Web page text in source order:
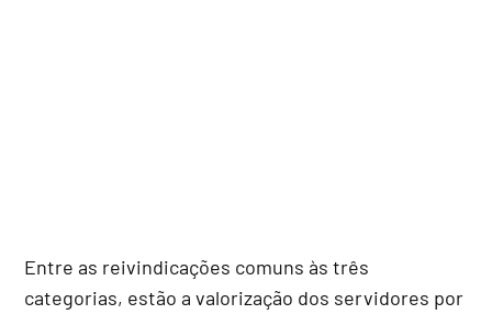
Entre as reivindicações comuns às três
categorias, estão a valorização dos servidores por